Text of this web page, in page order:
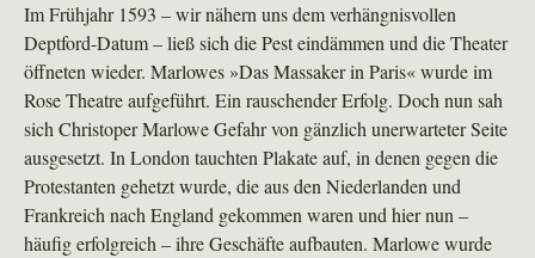
Im Frühjahr 1593 – wir nähern uns dem verhängnisvollen
Deptford-Datum – ließ sich die Pest eindämmen und die Theater
öffneten wieder. Marlowes »Das Massaker in Paris« wurde im
Rose Theatre aufgeführt. Ein rauschender Erfolg. Doch nun sah
sich Christoper Marlowe Gefahr von gänzlich unerwarteter Seite
ausgesetzt. In London tauchten Plakate auf, in denen gegen die
Protestanten gehetzt wurde, die aus den Niederlanden und
Frankreich nach England gekommen waren und hier nun –
häufig erfolgreich – ihre Geschäfte aufbauten. Marlowe wurde